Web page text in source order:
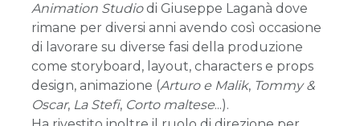
Animation Studiodi Giuseppe Laganà dove
rimane per diversi anni avendo così occasione
di lavorare su diverse fasi della produzione
come storyboard, layout, characters e props
design, animazione (Arturo e Malik, Tommy &
Oscar, La Stefi, Corto maltese...).